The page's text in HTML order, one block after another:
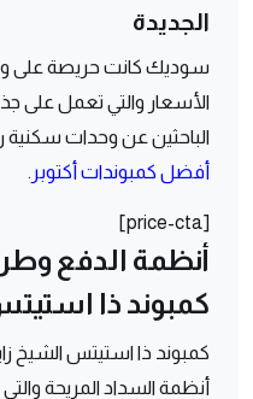
الجديدة
سوديك كانت حريصة على
الأسعار والتي تعمل على
الباحثين عن وحدات سكنية
أفضل كمبوندات أكتوبر .
[price-cta]
أنظمة الدفع
كمبوند ذا
كمبوند ذا استيتس الشيخ
أنظمة السداد المريحة